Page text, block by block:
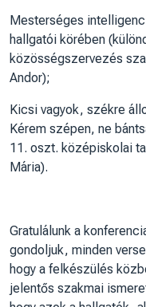
Mesterséges
hallgatói körében
közösségszervezés
Andor);
Kicsi vagyok, székre
Kérem szépen, ne
11. oszt. középiskolai
Mária).
Gratulálunk a
gondoljuk, minden
hogy a felkészülés
jelentős szakmai